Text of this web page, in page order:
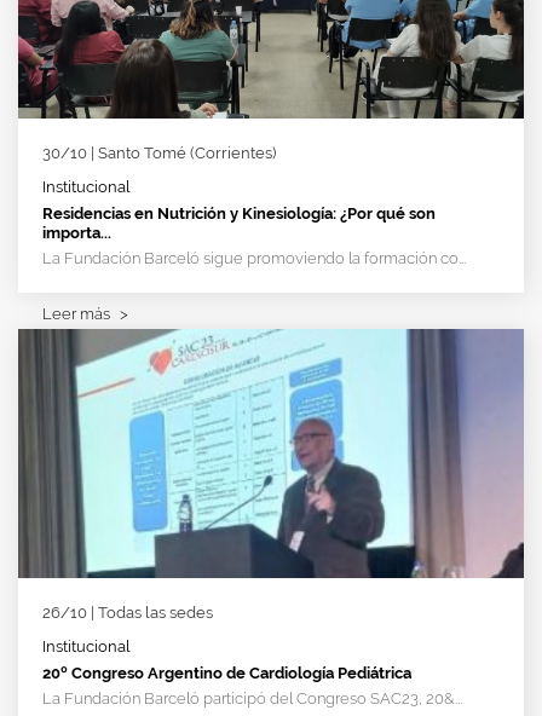
30/10 | Santo Tomé (Corrientes)
Institucional
Residencias en Nutrición y Kinesiología: ¿Por qué son
importa...
La Fundación Barceló sigue promoviendo la formación co...
Leer más >
26/10 | Todas las sedes
Institucional
20º Congreso Argentino de Cardiología Pediátrica
La Fundación Barceló participó del Congreso SAC23, 20&...